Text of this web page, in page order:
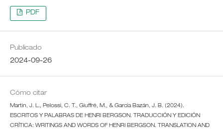
PDF
Publicado
2024-09-26
Cómo citar
Martin, J. L., Pelossi, C. T., Giuffré, M., & García Bazán, J. B. (2024).
ESCRITOS Y PALABRAS DE HENRI BERGSON. TRADUCCIÓN Y EDICIÓN
CRÍTICA: WRITINGS AND WORDS OF HENRI BERGSON. TRANSLATION AND